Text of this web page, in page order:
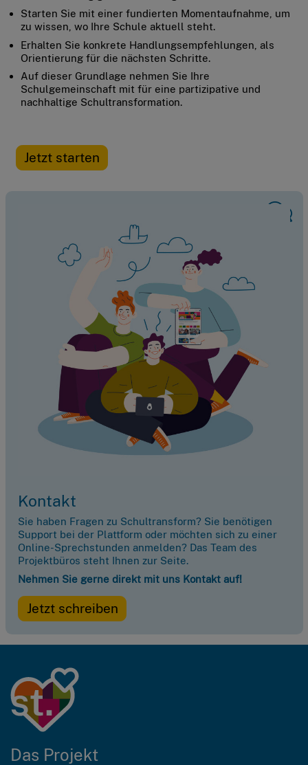
Starten Sie mit einer fundierten Momentaufnahme, um
zu wissen, wo Ihre Schule aktuell steht.
Erhalten Sie konkrete Handlungsempfehlungen, als
Orientierung für die nächsten Schritte.
Auf dieser Grundlage nehmen Sie Ihre
Schulgemeinschaft mit für eine partizipative und
nachhaltige Schultransformation.
Jetzt starten
Kontakt
Sie haben Fragen zu Schultransform? Sie benötigen
Support bei der Plattform oder möchten sich zu einer
Online-Sprechstunden anmelden? Das Team des
Projektbüros steht Ihnen zur Seite.
Nehmen Sie gerne direkt mit uns Kontakt auf!
Jetzt schreiben
Das Projekt